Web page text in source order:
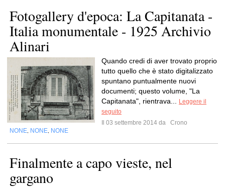
Fotogallery d'epoca: La Capitanata -
Italia monumentale - 1925 Archivio
Alinari
Quando credi di aver trovato proprio
tutto quello che è stato digitalizzato
spuntano puntualmente nuovi
documenti; questo volume, "La
Capitanata", rientrava...
Leggere il
seguito
Il 03 settembre 2014 da
Crono
NONE NONE NONE
Finalmente a capo vieste, nel
gargano